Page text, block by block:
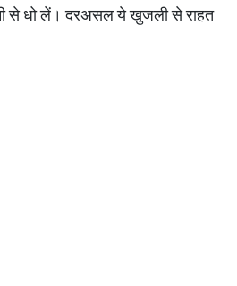
से धो लें। दरअसल ये खुजली से राहत